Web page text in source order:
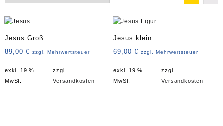
Jesus Groß
89,00 € zzgl. Mehrwertsteuer
exkl. 19 %
MwSt.
zzgl.
Versandkosten
Jesus klein
69,00€ zzgl. Mehrwertsteuer
exkl. 19 %
MwSt.
zzgl.
Versandkosten